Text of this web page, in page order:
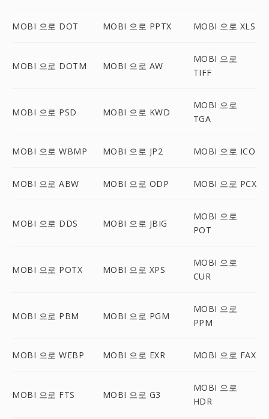
MOBI 으로 DOT MOBI 으로 PPTX MOBI 으로 XLS
MOBI 으로 DOTM MOBI 으로 AW
MOBI 으로
TIFF
MOBI 으로 PSD MOBI 으로 KWD
MOBI 으로
TGA
MOBI 으로 WBMP MOBI 으로 JP2 MOBI 으로 ICO
MOBI 으로 ABW MOBI 으로 ODP MOBI 으로 PCX
MOBI 으로 DDS MOBI 으로 JBIG
MOBI 으로
POT
MOBI 으로 POTX MOBI 으로 XPS
MOBI 으로
CUR
MOBI 으로 PBM MOBI 으로 PGM
MOBI 으로
PPM
MOBI 으로 WEBP MOBI 으로 EXR MOBI 으로 FAX
MOBI 으로 FTS MOBI 으로 G3
MOBI 으로
HDR